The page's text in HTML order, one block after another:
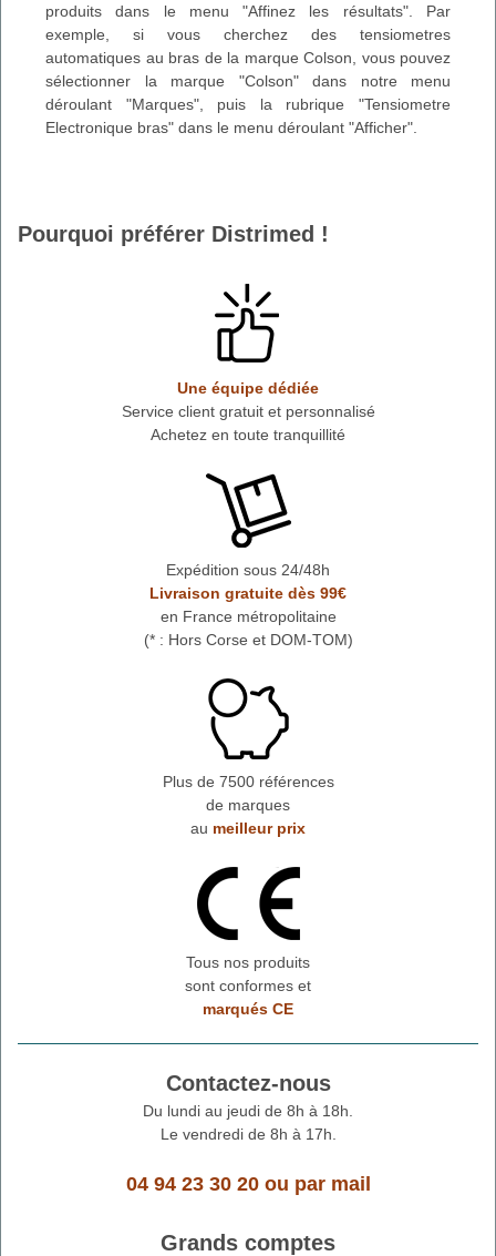
produits dans le menu "Affinez les résultats". Par
exemple, si vous cherchez des tensiometres
automatiques au bras de la marque Colson, vous pouvez
sélectionner la marque "Colson" dans notre menu
déroulant "Marques", puis la rubrique "Tensiometre
Electronique bras" dans le menu déroulant "Afficher".
Pourquoi préférer Distrimed !
Une équipe dédiée
Service client gratuit et personnalisé
Achetez en toute tranquillité
Expédition sous 24/48h
Livraison gratuite dès 99€
en France métropolitaine
(* : Hors Corse et DOM-TOM)
Plus de 7500 références
de marques
au meilleur prix
Tous nos produits
sont conformes et
marqués CE
Contactez-nous
Du lundi au jeudi de 8h à 18h.
Le vendredi de 8h à 17h.
04 94 23 30 20ou par mail
Grands comptes